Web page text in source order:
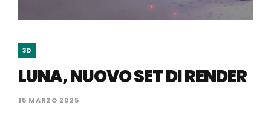
3D
LUNA, NUOVO SET DI RENDER
15 MARZO 2025